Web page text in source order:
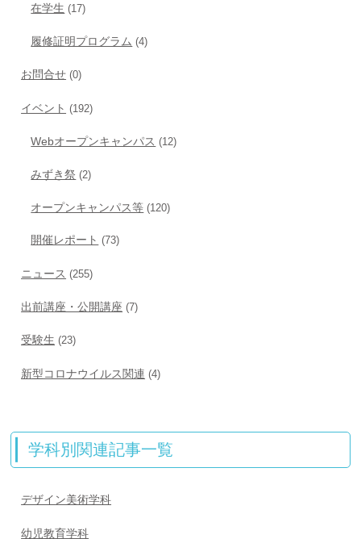
在学生 (17)
履修証明プログラム (4)
お問合せ (0)
イベント (192)
Webオープンキャンパス (12)
みずき祭 (2)
オープンキャンパス等 (120)
開催レポート (73)
ニュース (255)
出前講座・公開講座 (7)
受験生 (23)
新型コロナウイルス関連 (4)
学科別関連記事一覧
デザイン美術学科
幼児教育学科